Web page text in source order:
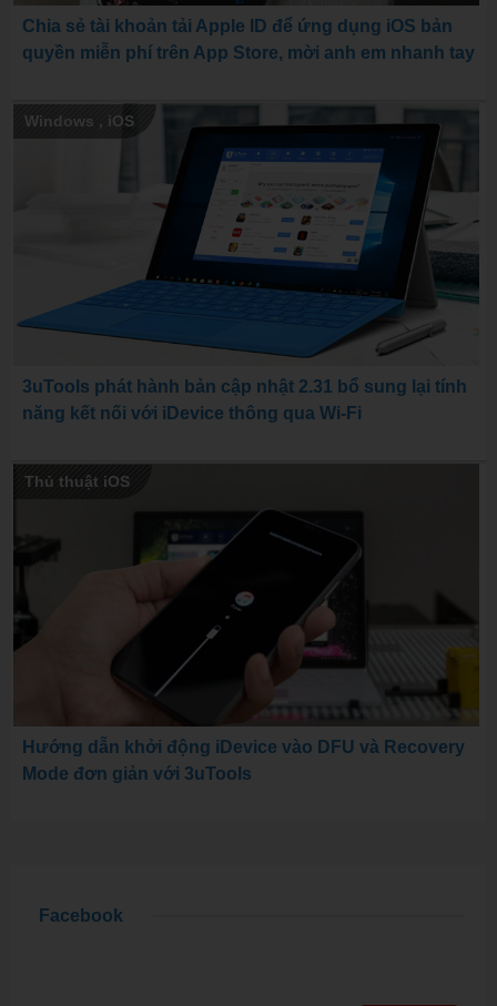
Chia sẻ tài khoản tải Apple ID để ứng dụng iOS bản
quyền miễn phí trên App Store, mời anh em nhanh tay
Windows , iOS
3uTools phát hành bản cập nhật 2.31 bổ sung lại tính
năng kết nối với iDevice thông qua Wi-Fi
Thủ thuật iOS
Hướng dẫn khởi động iDevice vào DFU và Recovery
Mode đơn giản với 3uTools
Facebook